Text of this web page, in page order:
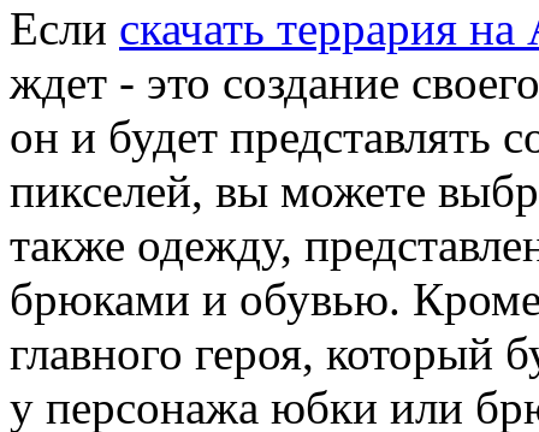
Если скачать террария
ждет - это создание
он и будет представлять
пикселей, вы можете
также одежду,
брюками и обувью.
главного героя, который
у персонажа юбки или